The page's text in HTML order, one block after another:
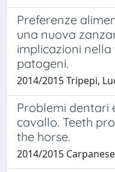
Preferenze
una nuova
implicazioni nella
patogeni.
2014/2015 Tripepi,
Problemi dentari
cavallo. Teeth
the horse.
2014/2015